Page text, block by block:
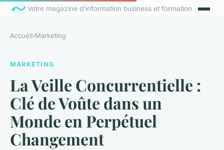
Votre magazine d'information business et formation
Accueil›Marketing
MARKETING
La Veille Concurrentielle :
Clé de Voûte dans un
Monde en Perpétuel
Changement